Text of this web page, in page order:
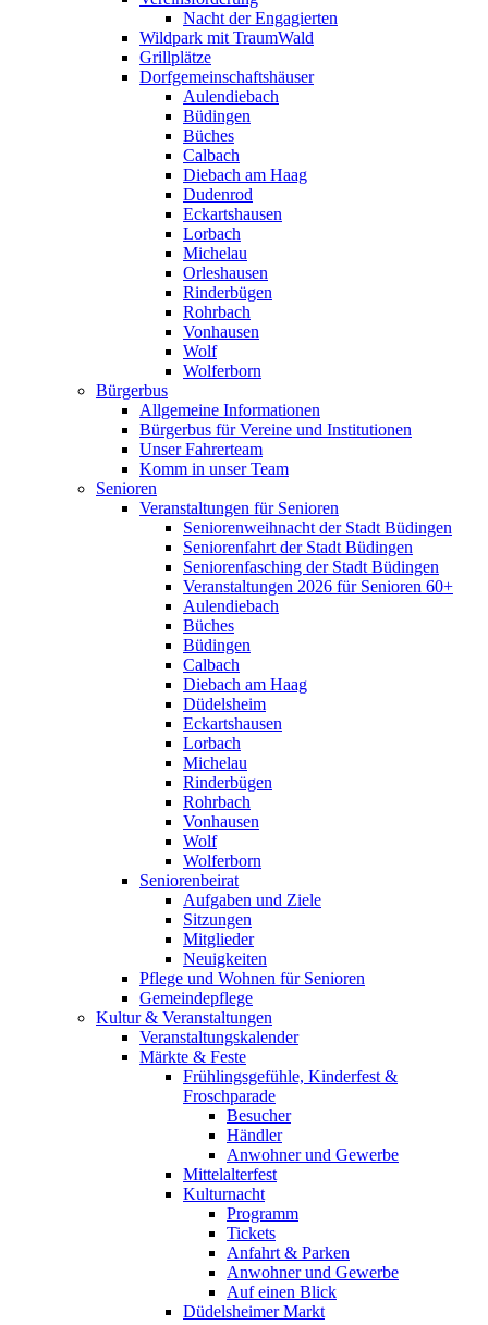
Nacht der Engagierten
Wildpark mit TraumWald
Grillplätze
Dorfgemeinschaftshäuser
Aulendiebach
Büdingen
Büches
Calbach
Diebach am Haag
Dudenrod
Eckartshausen
Lorbach
Michelau
Orleshausen
Rinderbügen
Rohrbach
Vonhausen
Wolf
Wolferborn
Bürgerbus
Allgemeine Informationen
Bürgerbus für Vereine und Institutionen
Unser Fahrerteam
Komm in unser Team
Senioren
Veranstaltungen für Senioren
Seniorenweihnacht der Stadt Büdingen
Seniorenfahrt der Stadt Büdingen
Seniorenfasching der Stadt Büdingen
Veranstaltungen 2026 für Senioren 60+
Aulendiebach
Büches
Büdingen
Calbach
Diebach am Haag
Düdelsheim
Eckartshausen
Lorbach
Michelau
Rinderbügen
Rohrbach
Vonhausen
Wolf
Wolferborn
Seniorenbeirat
Aufgaben und Ziele
Sitzungen
Mitglieder
Neuigkeiten
Pflege und Wohnen für Senioren
Gemeindepflege
Kultur & Veranstaltungen
Veranstaltungskalender
Märkte & Feste
Frühlingsgefühle, Kinderfest &
Froschparade
Besucher
Händler
Anwohner und Gewerbe
Mittelalterfest
Kulturnacht
Programm
Tickets
Anfahrt & Parken
Anwohner und Gewerbe
Auf einen Blick
Düdelsheimer Markt